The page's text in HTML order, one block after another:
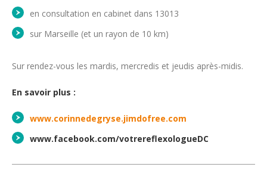
en consultation en cabinet dans 13013
sur Marseille (et un rayon de 10 km)
Sur rendez-vous les mardis, mercredis et jeudis après-midis.
En savoir plus :
www.corinnedegryse.jimdofree.com
www.facebook.com/votrereflexologueDC